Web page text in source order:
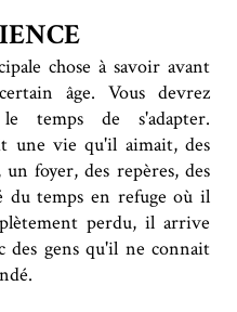
chose à savoir avant
âge. Vous devrez
temps de s'adapter.
une vie qu'il aimait, des
foyer, des repères, des
du temps en refuge où il
perdu, il arrive
des gens qu'il ne connait